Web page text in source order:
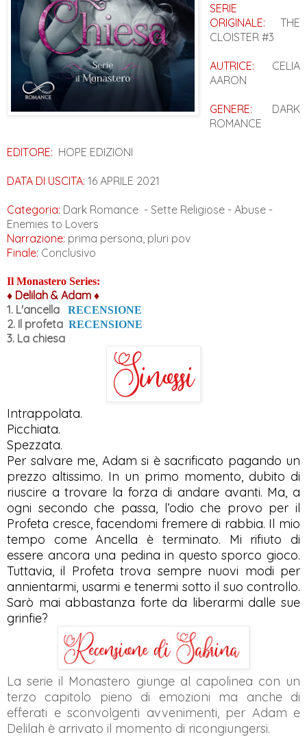
SERIE
ORIGINALE: THE
CLOISTER #3
AUTRICE: CELIA
AARON
GENERE: DARK
ROMANCE
EDITORE: HOPE EDIZIONI
DATA DI USCITA: 16 APRILE 2021
Categoria: Dark Romance - Sette Religiose - Abuse -
Enemies to Lovers
Narrazione: prima persona, pluri pov
Finale: Conclusivo
Il Monastero Series:
♦ Delilah & Adam ♦
1. L'ancella
RECENSIONE
2. Il profeta RECENSIONE
3. La chiesa
Intrappolata.
Picchiata.
Spezzata.
Per salvare me, Adam si è sacrificato pagando un
prezzo altissimo. In un primo momento, dubito di
riuscire a trovare la forza di andare avanti. Ma, a
ogni secondo che passa, l’odio che provo per il
Profeta cresce, facendomi fremere di rabbia. Il mio
tempo come Ancella è terminato. Mi rifiuto di
essere ancora una pedina in questo sporco gioco.
Tuttavia, il Profeta trova sempre nuovi modi per
annientarmi, usarmi e tenermi sotto il suo controllo.
Sarò mai abbastanza forte da liberarmi dalle sue
grinfie?
La serie il Monastero giunge al capolinea con un
terzo capitolo pieno di emozioni ma anche di
efferati e sconvolgenti avvenimenti, per Adam e
Delilah è arrivato il momento di ricongiungersi.